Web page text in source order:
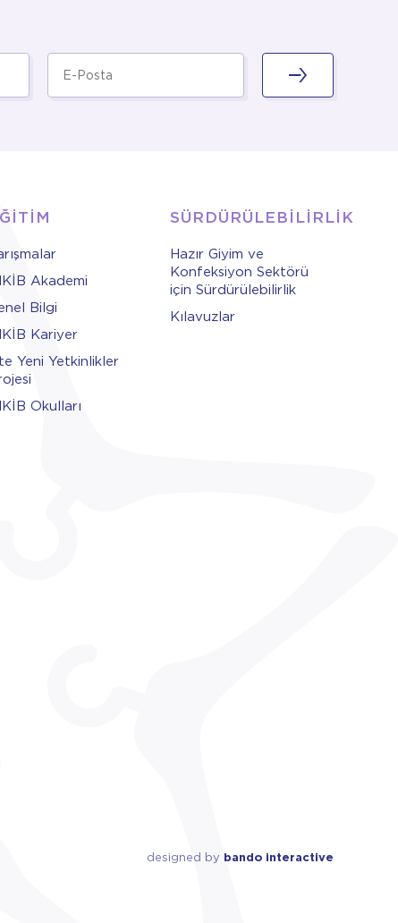
Akademi
Bilgi
Kariyer
Yeni Yetkinlikler
Okulları
SÜRDÜRÜLEBİLİRLİK
Hazır Giyim ve
Konfeksiyon Sektörü
için Sürdürülebilirlik
Kılavuzlar
designed by bando interactive